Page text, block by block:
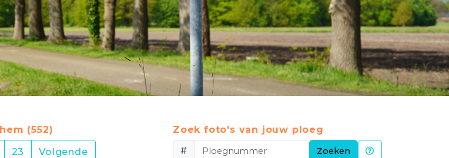
(552)
23 Volgende
Zoek foto's van jouw ploeg
#
Zoeken